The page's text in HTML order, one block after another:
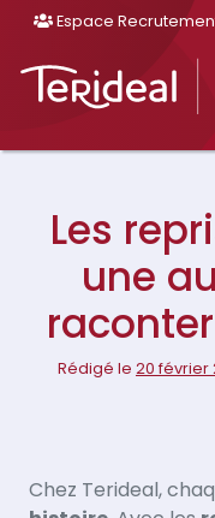
Espace
Main
Navigation
Les
une
Rédigé le 20 février
Chez Terideal,